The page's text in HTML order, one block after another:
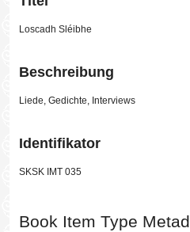
Loscadh Sléibhe
Beschreibung
Liede, Gedichte, Interviews
Identifikator
SKSK IMT 035
Book Item Type